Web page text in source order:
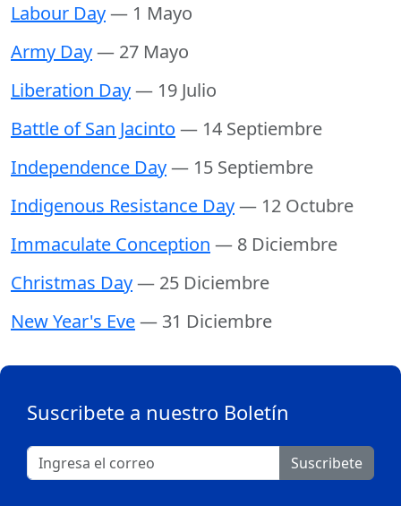
Labour Day— 1 Mayo
Army Day— 27 Mayo
Liberation Day— 19 Julio
Battle of San Jacinto — 14 Septiembre
Independence Day— 15 Septiembre
Indigenous Resistance Day— 12 Octubre
Immaculate Conception — 8 Diciembre
Christmas Day— 25 Diciembre
New Year's Eve— 31 Diciembre
Suscribete a nuestro Boletín
Suscribete